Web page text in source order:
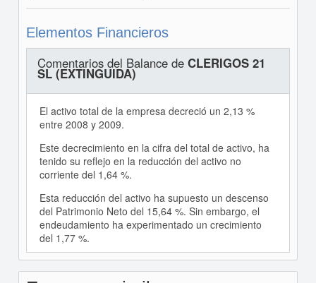
Elementos Financieros
Comentarios del Balance de CLERIGOS 21
SL (EXTINGUIDA)
El activo total de la empresa decreció un 2,13 %
entre 2008 y 2009.
Este decrecimiento en la cifra del total de activo, ha
tenido su reflejo en la reducción del activo no
corriente del 1,64 %.
Esta reducción del activo ha supuesto un descenso
del Patrimonio Neto del 15,64 %. Sin embargo, el
endeudamiento ha experimentado un crecimiento
del 1,77 %.